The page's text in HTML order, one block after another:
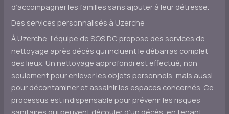
d’accompagner les familles sans ajouter à leur détresse.
Des services personnalisés à Uzerche
À Uzerche, l’équipe de SOS DC propose des services de
nettoyage après décès qui incluent le débarras complet
des lieux. Un nettoyage approfondi est effectué, non
seulement pour enlever les objets personnels, mais aussi
pour décontaminer et assainir les espaces concernés. Ce
processus est indispensable pour prévenir les risques